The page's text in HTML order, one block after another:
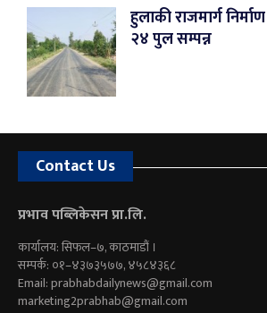
हुलाकी राजमार्ग
२४ पुल सम्पन्न
Contact Us
प्रभाव पब्लिकेसन प्रा.लि.
कार्यालय: सिफल–७, काठमाडौं ।
सम्पर्क: ०१–४३७३५७७, ४५८४३६८
Email:prabhabdailynews@gmail.com
marketing2prabhab@gmail.com